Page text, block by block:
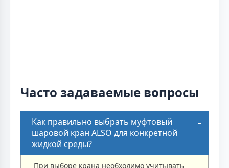
Часто задаваемые вопросы
Как правильно выбрать муфтовый
шаровой кран ALSO для конкретной
жидкой среды?
При выборе крана необходимо учитывать